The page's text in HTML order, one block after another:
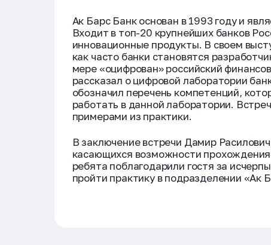
Ак Барс Банк основан в 1993 году и
Входит в топ-20 крупнейших банков
инновационные продукты. В своем
как часто банки становятся
мере «оцифрован» российский
рассказал о цифровой лаборатории
обозначил перечень компетенций,
работать в данной лаборатории.
примерами из практики.
В заключение встречи Дамир
касающихся возможности
ребята поблагодарили гостя за
пройти практику в подразделении «Ак